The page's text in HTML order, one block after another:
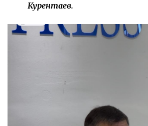
Курентаев.